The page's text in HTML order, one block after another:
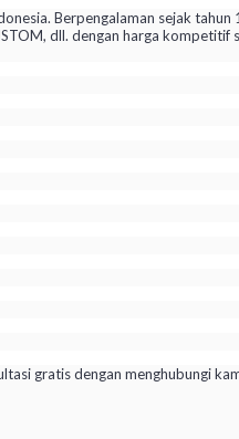
Berpengalaman sejak
dll. dengan harga
gratis dengan menghubungi